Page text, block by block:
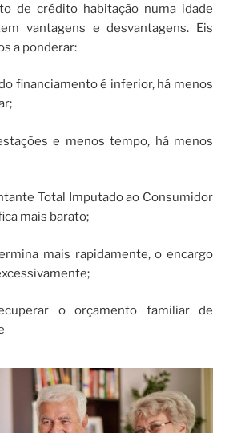
de crédito habitação numa idade
vantagens e desvantagens. Eis
a ponderar:
financiamento é inferior, há menos
e menos tempo, há menos
Total Imputado ao Consumidor
mais barato;
mais rapidamente, o encargo
o orçamento familiar de